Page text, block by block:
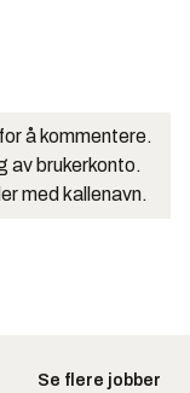
å kommentere.
av brukerkonto.
med kallenavn.
Se flere jobber